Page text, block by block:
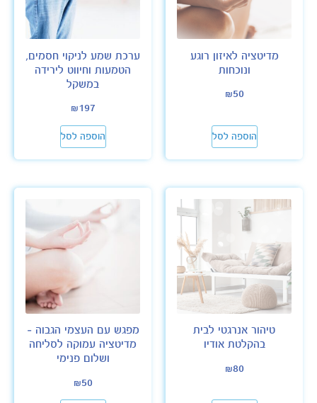
מדיטציה לאיזון רוגע
ונוכחות
₪50
הוספה לסל
ערכת שמע לניקוי חסמים,
הטמעות וחיווט לירידה
במשקל
₪197
הוספה לסל
טיהור אנרגטי לבית
בהקלטת אודיו
₪80
מפגש עם העצמי הגבוה –
מדיטציה עמוקה לסליחה
ושלום פנימי
₪50